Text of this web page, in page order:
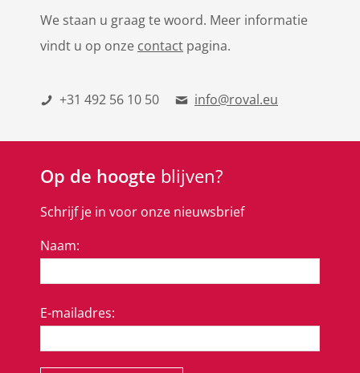
We staan u graag te woord. Meer informatie
vindt u op onze contact pagina.
+31 492 56 10 50 info@roval.eu
Op de hoogte blijven?
Schrijf je in voor onze nieuwsbrief
Naam:
E-mailadres: